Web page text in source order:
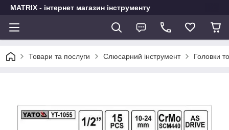
MATRIX - інтернет магазин інструменту
Товари та послуги Слюсарний інструмент Головки